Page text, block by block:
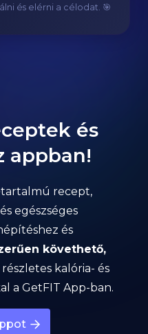
és elérni a célodat. 🎯
és
appban!
recept,
egészséges
és
követhető,
kalória- és
a GetFIT App-ban.